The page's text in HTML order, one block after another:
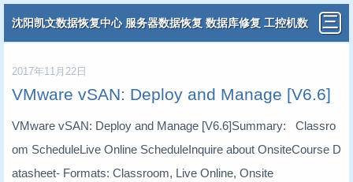
沈阳凯文数据恢复中心 服务器数据恢复 数据库修复 工控机数
据恢复 分布式虚拟机数据恢复
2017年11月22日
VMware vSAN: Deploy and Manage [V6.6]
VMware vSAN: Deploy and Manage [V6.6]Summary: Classro
om ScheduleLive Online ScheduleInquire about OnsiteCourse D
atasheet- Formats: Classroom, Live Online, Onsite